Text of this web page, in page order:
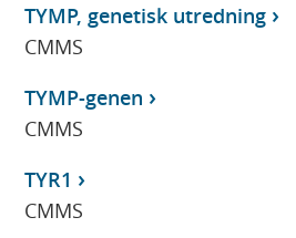
TYMP, genetisk utredning
CMMS
TYMP-genen
CMMS
TYR1
CMMS